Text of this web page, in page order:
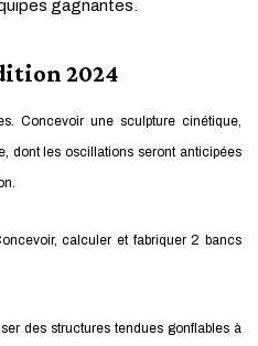
gagnantes.
2024
Concevoir une sculpture cinétique,
dont les oscillations seront anticipées
calculer et fabriquer 2 bancs
des structures tendues gonflables à